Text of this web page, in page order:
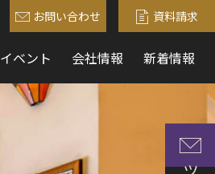
お問い合わせ 資料請求
イベント 会社情報 新着情報